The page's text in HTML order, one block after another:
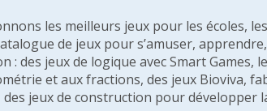
les meilleurs jeux pour les écoles,
de jeux pour s’amuser,
: des jeux de logique avec Smart
et aux fractions, des jeux Bioviva,
jeux de construction pour